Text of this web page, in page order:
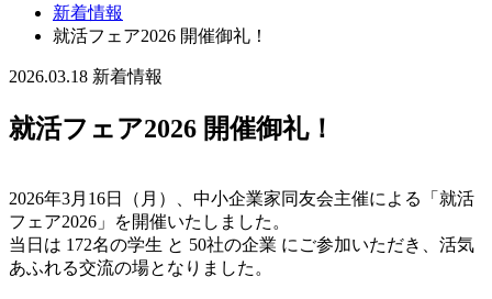
新着情報
就活フェア2026 開催御礼！
2026.03.18 新着情報
就活フェア2026 開催御礼！
2026年3月16日（月）、中小企業家同友会主催による「就活
フェア2026」を開催いたしました。
当日は 172名の学生 と 50社の企業 にご参加いただき、活気
あふれる交流の場となりました。